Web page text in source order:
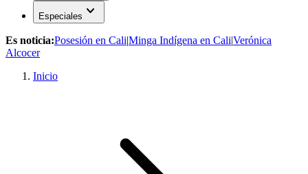
Especiales expand_more
Es noticia:Posesión en Cali|Minga Indígena en Cali|Verónica
Alcocer
Inicio